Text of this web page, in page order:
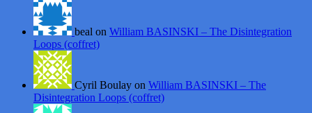
beal on William BASINSKI – The Disintegration
Loops (coffret)
Cyril Boulay on William BASINSKI – The
Disintegration Loops (coffret)